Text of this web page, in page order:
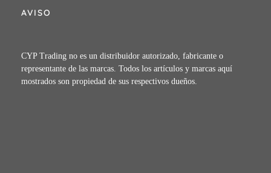
AVISO
CYP Trading no es un distribuidor autorizado, fabricante o
representante de las marcas. Todos los artículos y marcas aquí
mostrados son propiedad de sus respectivos dueños.